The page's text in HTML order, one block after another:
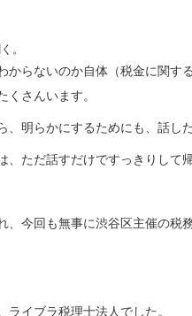
。
からないのか自体（税金に関す
くさんいます。
、明らかにするためにも、話し
、ただ話すだけですっきりして
、今回も無事に渋谷区主催の税
ライブラ税理士法人でした。